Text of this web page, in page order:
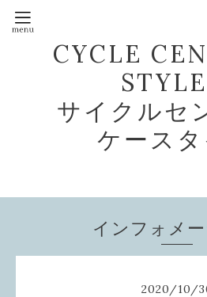
CYCLE
サイクルセ
ケース
インフォメ
2020/10/